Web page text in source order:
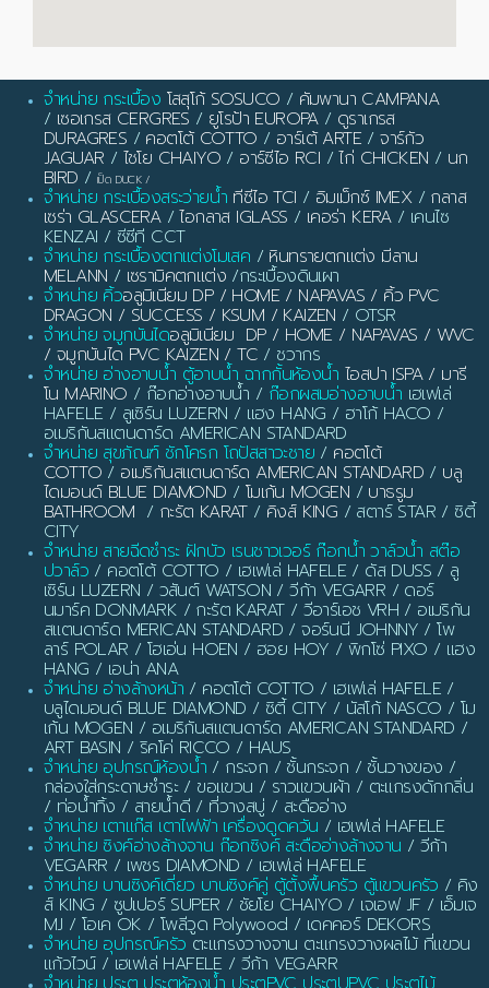
จำหน่าย กระเบื้อง โสสุโก้ SOSUCO / คัมพานา CAMPANA
/ เซอเกรส CERGRES / ยูโรป้า EUROPA/ ดูราเกรส
DURAGRES / คอตโต้ COTTO / อาร์เต้ ARTE /จาร์กัว
JAGUAR / ไชโย CHAIYO / อาร์ซีไอ RCI /ไก่ CHICKEN / นก
BIRD / เป็ด DUCK /
จำหน่าย กระเบื้องสระว่ายน้ำ ทีซีไอ TCI / อิมเม็กซ์ IMEX/ กลาส
เซร่า GLASCERA/ไอกลาส IGLASS / เคอร่า KERA/ เคนไซ
KENZAI / ซีซีที CCT
จำหน่าย กระเบื้องตกแต่งโมเสค / หินทรายตกแต่ง มีลาน
MELANN / เซรามิคตกแต่ง /กระเบื้องดินเผา
จำหน่าย คิ้วอลูมิเนียม DP / HOME / NAPAVAS / คิ้ว PVC
DRAGON / SUCCESS / KSUM / KAIZEN / OTSR
จำหน่าย จมูกบันไดอลูมิเนียม DP / HOME / NAPAVAS / WVC
/ จมูกบันได PVC KAIZEN / TC / ชวากร
จำหน่าย อ่างอาบน้ำ ตู้อาบน้ำ ฉากกั้นห้องน้ำ ไอสปา ISPA / มารี
โน MARINO / ก๊อกอ่างอาบน้ำ / ก๊อกผสมอ่างอาบน้ำ เฮเฟเล่
HAFELE / ลูเซิร์น LUZERN / แฮง HANG / ฮาโก้ HACO /
อเมริกันสแตนดาร์ด AMERICAN STANDARD
จำหน่าย สุขภัณฑ์ ชักโครก โถปัสสาวะชาย / คอตโต้
COTTO / อเมริกันสแตนดาร์ด AMERICAN STANDARD / บลู
ไดมอนด์ BLUE DIAMOND / โมเก้น MOGEN / บาธรูม
BATHROOM / กะรัต KARAT/ คิงส์ KING / สตาร์ STAR / ซิตี้
CITY
จำหน่าย สายฉีดชำระ ฝักบัว เรนชาวเวอร์ ก๊อกน้ำ วาล์วน้ำ สต๊อ
ปวาล์ว / คอตโต้ COTTO / เฮเฟเล่ HAFELE / ดัส DUSS / ลู
เซิร์น LUZERN / วสันต์ WATSON / วีก้า VEGARR / ดอร์
นมาร์ค DONMARK / กะรัต KARAT / วีอาร์เอช VRH / อเมริกัน
สแตนดาร์ด MERICAN STANDARD / จอร์นนี JOHNNY / โพ
ลาร์ POLAR / โฮเอ่น HOEN / ฮอย HOY / พิกโซ่ PIXO / แฮง
HANG / เอน่า ANA
จำหน่าย อ่างล้างหน้า / คอตโต้ COTTO / เฮเฟเล่ HAFELE /
บลูไดมอนด์ BLUE DIAMOND / ซิตี้ CITY / นัสโก้ NASCO / โม
เก้น MOGEN / อเมริกันสแตนดาร์ด AMERICAN STANDARD /
ART BASIN / ริคโค่ RICCO / HAUS
จำหน่าย อุปกรณ์ห้องน้ำ / กระจก / ชั้นกระจก / ชั้นวางของ /
กล่องใส่กระดาษชำระ / ขอแขวน / ราวแขวนผ้า / ตะแกรงดักกลิ่น
/ ท่อน้ำทิ้ง / สายน้ำดี / ที่วางสบู่ / สะดืออ่าง
จำหน่าย เตาแก๊ส เตาไฟฟ้า เครื่องดูดควัน / เฮเฟเล่ HAFELE
จำหน่าย ซิงค์อ่างล้างจาน ก๊อกซิงค์ สะดืออ่างล้างจาน / วีก้า
VEGARR / เพชร DIAMOND / เฮเฟเล่ HAFELE
จำหน่าย บานซิงค์เดี่ยว บานซิงค์คู่ ตู้ตั้งพื้นครัว ตู้แขวนครัว / คิง
ส์ KING / ซูปเปอร์ SUPER / ชัยโย CHAIYO / เจเอฟ JF / เอ็มเจ
MJ / โอเค OK / โพลีวูด Polywood / เดคคอร์ DEKORS
จำหน่าย อุปกรณ์ครัว ตะแกรงวางจาน ตะแกรงวางผลไม้ ที่แขวน
แก้วไวน์ / เฮเฟเล่ HAFELE / วีก้า VEGARR